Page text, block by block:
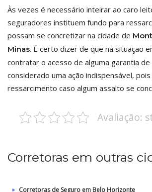
Às vezes é necessário inteirar ao caro
seguradores instituem fundo para
possam se concretizar na cidade de
Minas. É certo dizer de que na situação
contratar o acesso de alguma garantia
considerado uma ação indispensável,
ressarcimento caso algum assalto se
Avaliação:
Corretoras em outras
Corretoras de Seguro em Belo Horizonte